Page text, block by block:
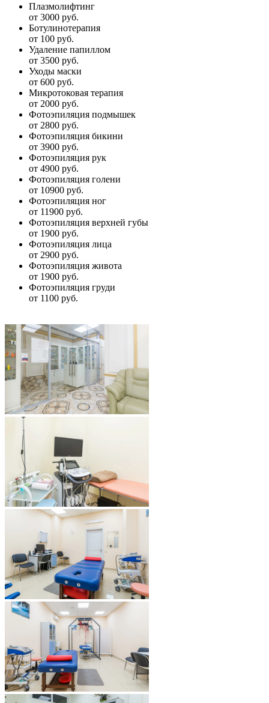
Плазмолифтинг
от 3000 руб.
Ботулинотерапия
от 100 руб.
Удаление папиллом
от 3500 руб.
Уходы маски
от 600 руб.
Микротоковая терапия
от 2000 руб.
Фотоэпиляция подмышек
от 2800 руб.
Фотоэпиляция бикини
от 3900 руб.
Фотоэпиляция рук
от 4900 руб.
Фотоэпиляция голени
от 10900 руб.
Фотоэпиляция ног
от 11900 руб.
Фотоэпиляция верхней губы
от 1900 руб.
Фотоэпиляция лица
от 2900 руб.
Фотоэпиляция живота
от 1900 руб.
Фотоэпиляция груди
от 1100 руб.